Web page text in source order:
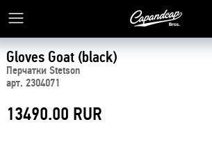
Gloves Goat (black)
Перчатки Stetson
арт. 2304071